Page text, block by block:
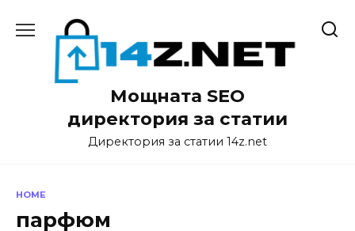
Мощната SEO
директория за статии
Директория за статии 14z.net
HOME
парфюм